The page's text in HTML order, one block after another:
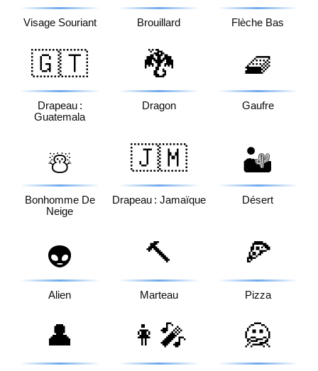
Visage Souriant Brouillard Flèche Bas
🇬🇹
Drapeau :
Guatemala
🐉
Dragon
🧇
Gaufre
☃️
Bonhomme De
Neige
🇯🇲
Drapeau : Jamaïque
🏜️
Désert
👽
Alien
🔨
Marteau
🍕
Pizza
👤 👩‍🎤 🙅